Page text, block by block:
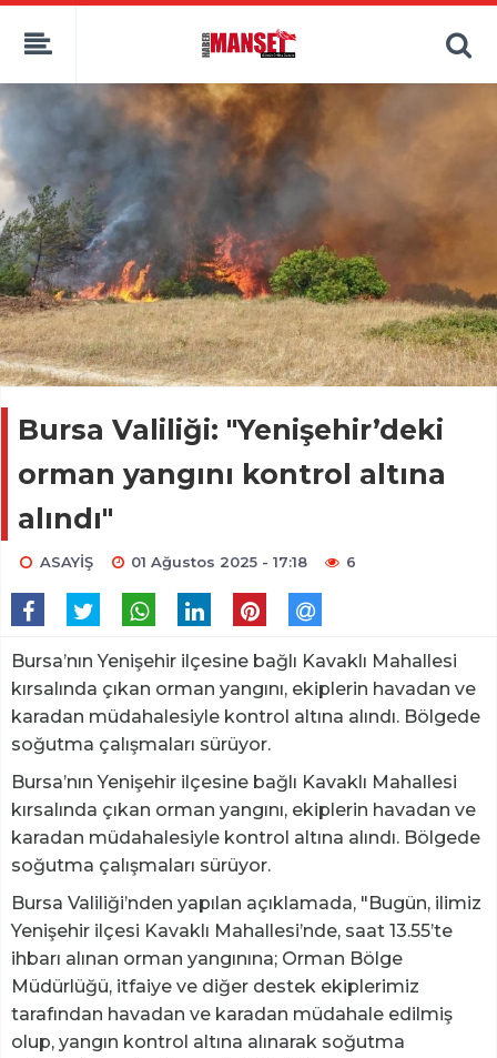
Bursa Valiliği: "Yenişehir’deki
orman yangını kontrol altına
alındı"
ASAYİŞ 01 Ağustos 2025 - 17:18 6
Bursa’nın Yenişehir ilçesine bağlı Kavaklı Mahallesi
kırsalında çıkan orman yangını, ekiplerin havadan ve
karadan müdahalesiyle kontrol altına alındı. Bölgede
soğutma çalışmaları sürüyor.
Bursa’nın Yenişehir ilçesine bağlı Kavaklı Mahallesi
kırsalında çıkan orman yangını, ekiplerin havadan ve
karadan müdahalesiyle kontrol altına alındı. Bölgede
soğutma çalışmaları sürüyor.
Bursa Valiliği’nden yapılan açıklamada, "Bugün, ilimiz
Yenişehir ilçesi Kavaklı Mahallesi’nde, saat 13.55’te
ihbarı alınan orman yangınına; Orman Bölge
Müdürlüğü, itfaiye ve diğer destek ekiplerimiz
tarafından havadan ve karadan müdahale edilmiş
olup, yangın kontrol altına alınarak soğutma